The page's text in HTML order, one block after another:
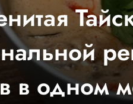
в одном